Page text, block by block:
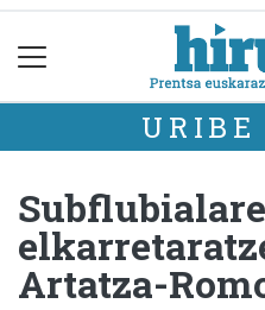
URIBE
Artatza-